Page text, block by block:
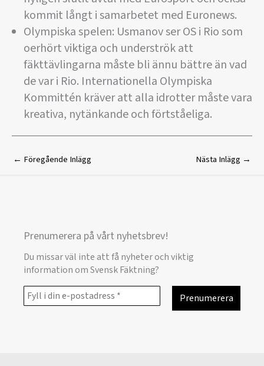
kommit långt i samarbetet med Euronews.
Olympiska spelen: Usmanov ser OS i Rio som
oerhört viktiga och underströk att
fäkttävlingarna måste bli ännu bättre än vad
de var i Rio. Internationella Olympiska
Kommittén kräver att alla idrotter måste vara
kreativa, nytänkande och förtståeliga.
← Föregående Inlägg Nästa Inlägg →
Prenumerera på vårt nyhetsbrev!
Du missar väl inte att få nyheter och viktig
information om Svensk Fäktning?